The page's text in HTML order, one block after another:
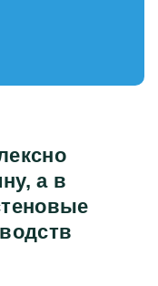
а в